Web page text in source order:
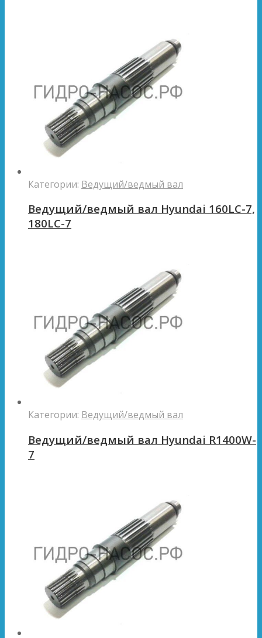
Категории: Ведущий/ведмый вал
Ведущий/ведмый вал Hyundai 160LC-7,
180LC-7
Категории: Ведущий/ведмый вал
Ведущий/ведмый вал Hyundai R1400W-
7